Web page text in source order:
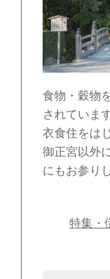
食物・穀物
されています
衣食住をは
御正宮以外
にもお参り
特集・